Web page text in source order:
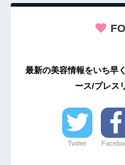
最新の美容情報をいち早
ース/プレス
Twitter